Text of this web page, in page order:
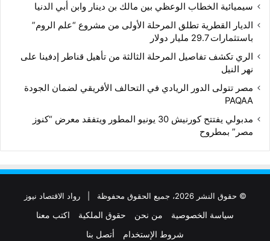
سيميائية الخطاب الوعظي بين مالك بن دينار وابن أبي الدنيا
الديار القطرية تطلق المرحلة الأولى من مشروع “علم الروم”
باستثمارات 29.7 مليار دولار
الري تكشف تفاصيل المرحلة الثالثة من تأهيل قناطر إدفينا على
نهر النيل
مصر تتولى الدور الريادي في التحالف الأفريقي لضمان الجودة
PAQAA
مدبولي يفتتح كورنيش 30 يونيو المطور ويتفقد معرض “كنوز
مصر” بمطروح
© حقوق النشر 2026، جميع الحقوق محفوظة | رواد الاقتصاد نيوز
سياسة الخصوصية من نحن حقوق الملكية
اكتب معنا
شروط الإستخدام
أتصل بنا